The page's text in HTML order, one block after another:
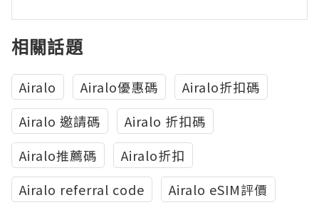
相關話題
Airalo Airalo優惠碼
Airalo折扣碼
Airalo 邀請碼
Airalo 折扣碼
Airalo推薦碼
Airalo折扣
Airalo referral code
Airalo eSIM評價